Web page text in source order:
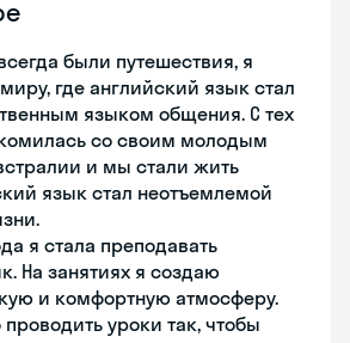
были путешествия, я
где английский язык стал
языком общения. С тех
со своим молодым
и мы стали жить
язык стал неотъемлемой
я стала преподавать
На занятиях я создаю
и комфортную атмосферу.
уроки так, чтобы